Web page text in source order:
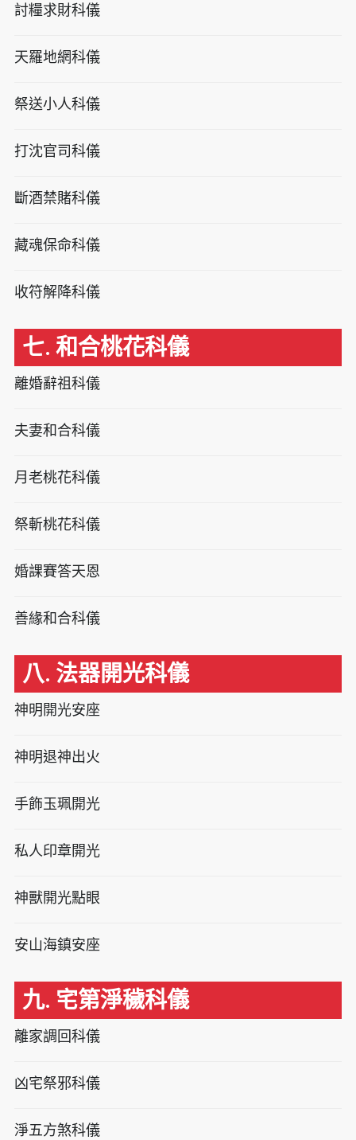
討糧求財科儀
天羅地網科儀
祭送小人科儀
打沈官司科儀
斷酒禁賭科儀
藏魂保命科儀
收符解降科儀
七. 和合桃花科儀
離婚辭祖科儀
夫妻和合科儀
月老桃花科儀
祭斬桃花科儀
婚課賽答天恩
善緣和合科儀
八. 法器開光科儀
神明開光安座
神明退神出火
手飾玉珮開光
私人印章開光
神獸開光點眼
安山海鎮安座
九. 宅第淨穢科儀
離家調回科儀
凶宅祭邪科儀
淨五方煞科儀